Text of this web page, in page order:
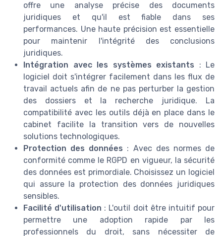
offre une analyse précise des documents
juridiques et qu'il est fiable dans ses
performances. Une haute précision est essentielle
pour maintenir l'intégrité des conclusions
juridiques.
Intégration avec les systèmes existants : Le
logiciel doit s'intégrer facilement dans les flux de
travail actuels afin de ne pas perturber la gestion
des dossiers et la recherche juridique. La
compatibilité avec les outils déjà en place dans le
cabinet facilite la transition vers de nouvelles
solutions technologiques.
Protection des données : Avec des normes de
conformité comme le RGPD en vigueur, la sécurité
des données est primordiale. Choisissez un logiciel
qui assure la protection des données juridiques
sensibles.
Facilité d'utilisation : L'outil doit être intuitif pour
permettre une adoption rapide par les
professionnels du droit, sans nécessiter de